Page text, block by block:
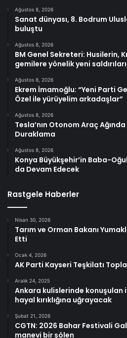
Ağustos 8, 2026
Sanat dünyası, 8. Bodrum
buluştu
Ağustos 8, 2026
BM Genel Sekreteri: Husilerin,
gemilere yönelik yeni
Ağustos 8, 2026
Ekrem İmamoğlu: “Yeni Parti
Özel ile yürüyelim arkadaşlar”
Ağustos 8, 2026
Tesla’nın Otonom Araç
Duraklama
Ağustos 8, 2026
Konya Büyükşehir’in Baba-
da Devam Edecek
Rastgele Haberler
Nisan 30, 2026
Tarım ve Orman Bakanı
Etti
Ocak 4, 2026
AK Parti Kayseri Teşkilatı
Aralık 24, 2025
Ankara kulislerinde konuşulan
hayal kırıklığına uğrayacak
Şubat 21, 2026
CGTN: 2026 Bahar Festivali
manevi bir şölen